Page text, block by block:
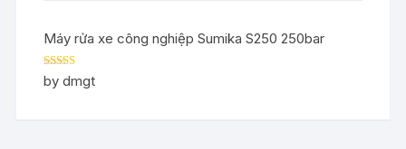
Máy rửa xe công nghiệp Sumika S250 250bar
Rated5out
of 5
by dmgt